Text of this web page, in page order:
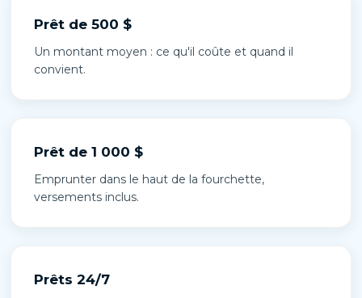
Prêt de 500 $
Un montant moyen : ce qu'il coûte et quand il
convient.
Prêt de 1 000 $
Emprunter dans le haut de la fourchette,
versements inclus.
Prêts 24/7